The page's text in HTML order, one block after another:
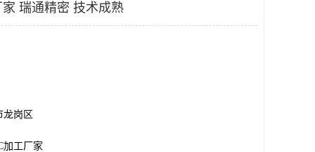
瑞通精密 技术成熟
龙岗区
加工厂家